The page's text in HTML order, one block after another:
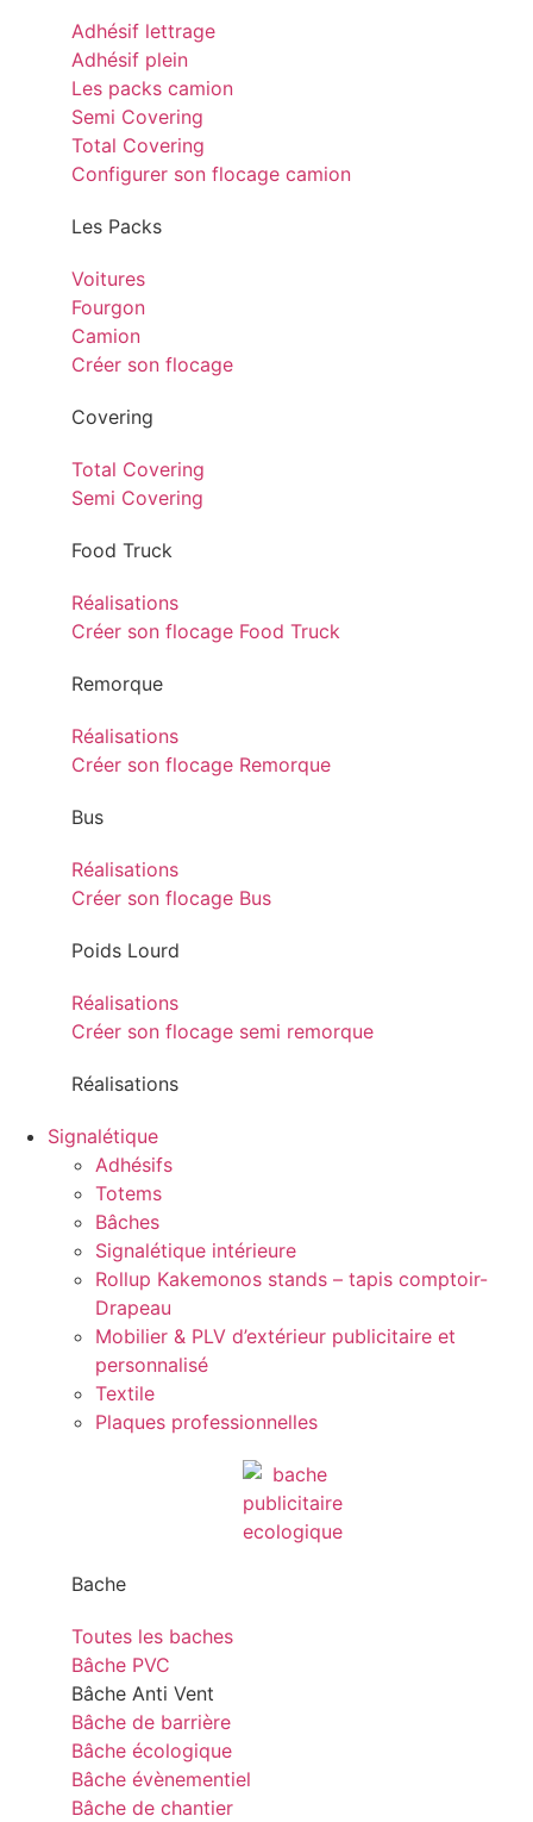
Adhésif lettrage
Adhésif plein
Les packs camion
Semi Covering
Total Covering
Configurer son flocage camion
Les Packs
Voitures
Fourgon
Camion
Créer son flocage
Covering
Total Covering
Semi Covering
Food Truck
Réalisations
Créer son flocage Food Truck
Remorque
Réalisations
Créer son flocage Remorque
Bus
Réalisations
Créer son flocage Bus
Poids Lourd
Réalisations
Créer son flocage semi remorque
Réalisations
Signalétique
Adhésifs
Totems
Bâches
Signalétique intérieure
Rollup Kakemonos stands – tapis comptoir-
Drapeau
Mobilier & PLV d’extérieur publicitaire et
personnalisé
Textile
Plaques professionnelles
Bache
Toutes les baches
Bâche PVC
Bâche Anti Vent
Bâche de barrière
Bâche écologique
Bâche évènementiel
Bâche de chantier